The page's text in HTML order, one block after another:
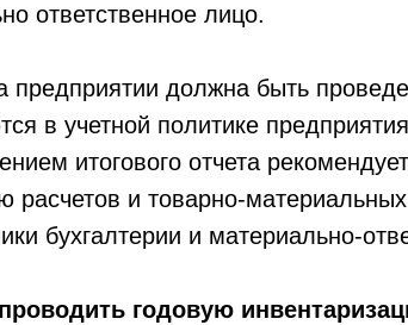
ответственное лицо.
предприятии должна быть
в учетной политике
итогового отчета
расчетов и товарно-
бухгалтерии и материально-
годовую